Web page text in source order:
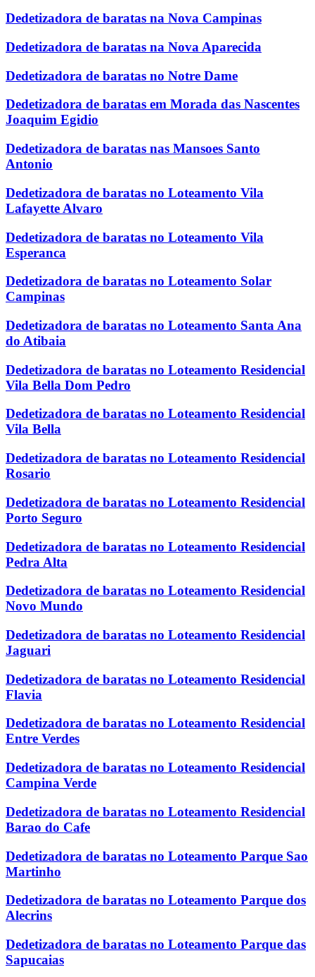
Dedetizadora de baratas na Nova Campinas
Dedetizadora de baratas na Nova Aparecida
Dedetizadora de baratas no Notre Dame
Dedetizadora de baratas em Morada das Nascentes
Joaquim Egidio
Dedetizadora de baratas nas Mansoes Santo
Antonio
Dedetizadora de baratas no Loteamento Vila
Lafayette Alvaro
Dedetizadora de baratas no Loteamento Vila
Esperanca
Dedetizadora de baratas no Loteamento Solar
Campinas
Dedetizadora de baratas no Loteamento Santa Ana
do Atibaia
Dedetizadora de baratas no Loteamento Residencial
Vila Bella Dom Pedro
Dedetizadora de baratas no Loteamento Residencial
Vila Bella
Dedetizadora de baratas no Loteamento Residencial
Rosario
Dedetizadora de baratas no Loteamento Residencial
Porto Seguro
Dedetizadora de baratas no Loteamento Residencial
Pedra Alta
Dedetizadora de baratas no Loteamento Residencial
Novo Mundo
Dedetizadora de baratas no Loteamento Residencial
Jaguari
Dedetizadora de baratas no Loteamento Residencial
Flavia
Dedetizadora de baratas no Loteamento Residencial
Entre Verdes
Dedetizadora de baratas no Loteamento Residencial
Campina Verde
Dedetizadora de baratas no Loteamento Residencial
Barao do Cafe
Dedetizadora de baratas no Loteamento Parque Sao
Martinho
Dedetizadora de baratas no Loteamento Parque dos
Alecrins
Dedetizadora de baratas no Loteamento Parque das
Sapucaias